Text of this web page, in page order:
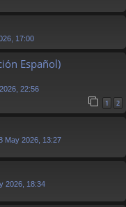
17:00
Español)
22:56
1 2
May 2026, 13:27
2026, 18:34